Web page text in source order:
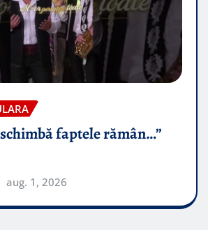
faptele rămân…”
aug. 1, 2026